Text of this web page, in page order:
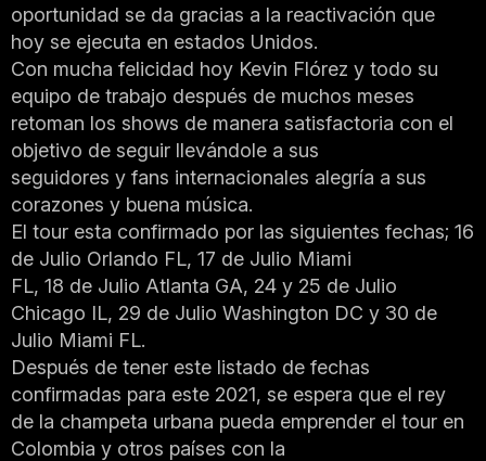
oportunidad se da gracias a la reactivación que
hoy se ejecuta en estados Unidos.
Con mucha felicidad hoy Kevin Flórez y todo su
equipo de trabajo después de muchos meses
retoman los shows de manera satisfactoria con el
objetivo de seguir llevándole a sus
seguidores y fans internacionales alegría a sus
corazones y buena música.
El tour esta confirmado por las siguientes fechas; 16
de Julio Orlando FL, 17 de Julio Miami
FL, 18 de Julio Atlanta GA, 24 y 25 de Julio
Chicago IL, 29 de Julio Washington DC y 30 de
Julio Miami FL.
Después de tener este listado de fechas
confirmadas para este 2021, se espera que el rey
de la champeta urbana pueda emprender el tour en
Colombia y otros países con la